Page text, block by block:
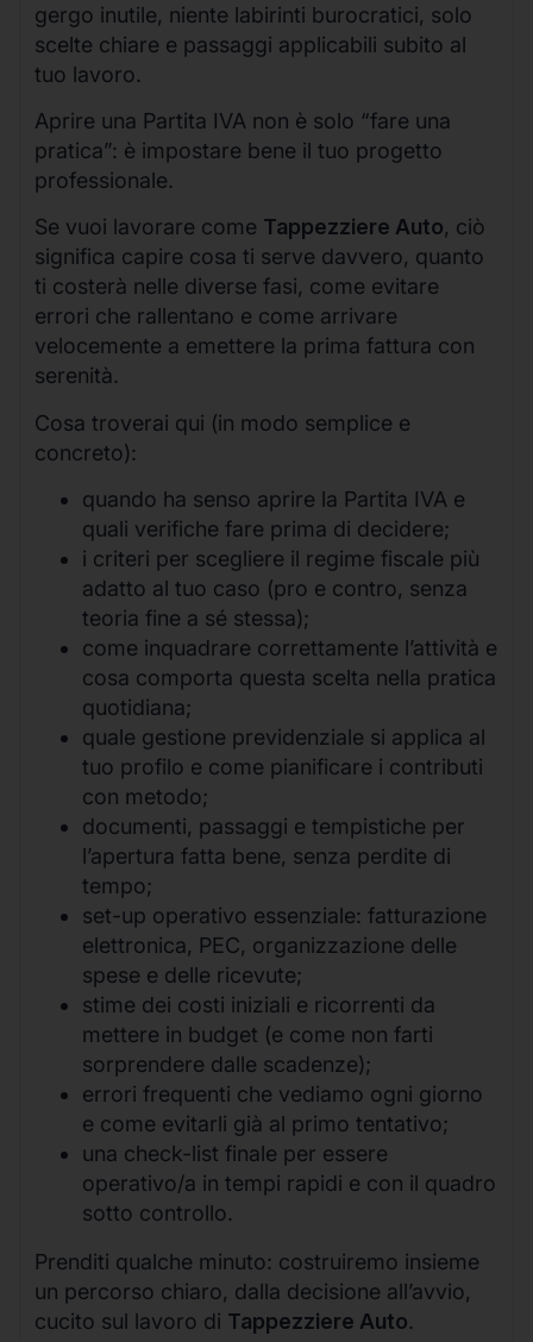
gergo inutile, niente labirinti burocratici, solo
scelte chiare e passaggi applicabili subito al
tuo lavoro.
Aprire una Partita IVA non è solo “fare una
pratica”: è impostare bene il tuo progetto
professionale.
Se vuoi lavorare come Tappezziere Auto, ciò
significa capire cosa ti serve davvero, quanto
ti costerà nelle diverse fasi, come evitare
errori che rallentano e come arrivare
velocemente a emettere la prima fattura con
serenità.
Cosa troverai qui (in modo semplice e
concreto):
quando ha senso aprire la Partita IVA e
quali verifiche fare prima di decidere;
i criteri per scegliere il regime fiscale più
adatto al tuo caso (pro e contro, senza
teoria fine a sé stessa);
come inquadrare correttamente l’attività e
cosa comporta questa scelta nella pratica
quotidiana;
quale gestione previdenziale si applica al
tuo profilo e come pianificare i contributi
con metodo;
documenti, passaggi e tempistiche per
l’apertura fatta bene, senza perdite di
tempo;
set-up operativo essenziale: fatturazione
elettronica, PEC, organizzazione delle
spese e delle ricevute;
stime dei costi iniziali e ricorrenti da
mettere in budget (e come non farti
sorprendere dalle scadenze);
errori frequenti che vediamo ogni giorno
e come evitarli già al primo tentativo;
una check-list finale per essere
operativo/a in tempi rapidi e con il quadro
sotto controllo.
Prenditi qualche minuto: costruiremo insieme
un percorso chiaro, dalla decisione all’avvio,
cucito sul lavoro di Tappezziere Auto.